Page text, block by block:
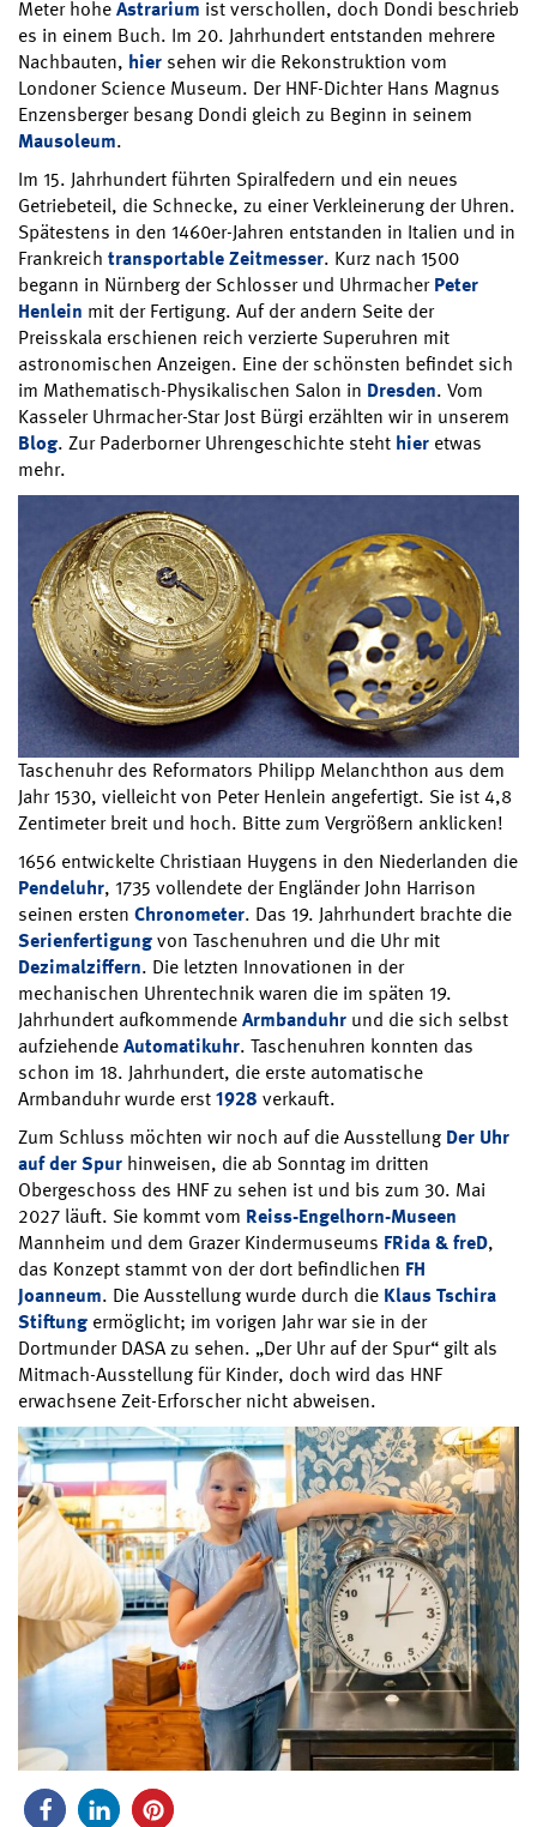
Meter hoheAstrarium ist verschollen, doch Dondi beschrieb
es in einem Buch. Im 20. Jahrhundert entstanden mehrere
Nachbauten, hier sehen wir die Rekonstruktion vom
Londoner Science Museum. Der HNF-Dichter Hans Magnus
Enzensberger besang Dondi gleich zu Beginn in seinem
Mausoleum.
Im 15. Jahrhundert führten Spiralfedern und ein neues
Getriebeteil, die Schnecke, zu einer Verkleinerung der Uhren.
Spätestens in den 1460er-Jahren entstanden in Italien und in
Frankreich transportable Zeitmesser. Kurz nach 1500
begann in Nürnberg der Schlosser und UhrmacherPeter
Henlein mit der Fertigung. Auf der andern Seite der
Preisskala erschienen reich verzierte Superuhren mit
astronomischen Anzeigen. Eine der schönsten befindet sich
im Mathematisch-Physikalischen Salon in Dresden. Vom
Kasseler Uhrmacher-Star Jost Bürgi erzählten wir in unserem
Blog. Zur Paderborner Uhrengeschichte steht hier etwas
mehr.
Taschenuhr des Reformators Philipp Melanchthon aus dem
Jahr 1530, vielleicht von Peter Henlein angefertigt. Sie ist 4,8
Zentimeter breit und hoch. Bitte zum Vergrößern anklicken!
1656 entwickelte Christiaan Huygens in den Niederlanden die
Pendeluhr, 1735 vollendete der Engländer John Harrison
seinen ersten Chronometer. Das 19. Jahrhundert brachte die
Serienfertigungvon Taschenuhren und die Uhr mit
Dezimalziffern. Die letzten Innovationen in der
mechanischen Uhrentechnik waren die im späten 19.
Jahrhundert aufkommendeArmbanduhr und die sich selbst
aufziehendeAutomatikuhr. Taschenuhren konnten das
schon im 18. Jahrhundert, die erste automatische
Armbanduhr wurde erst1928 verkauft.
Zum Schluss möchten wir noch auf die Ausstellung Der Uhr
auf der Spur hinweisen, die ab Sonntag im dritten
Obergeschoss des HNF zu sehen ist und bis zum 30. Mai
2027 läuft. Sie kommt vom Reiss-Engelhorn-Museen
Mannheim und dem Grazer Kindermuseums FRida & freD,
das Konzept stammt von der dort befindlichen FH
Joanneum. Die Ausstellung wurde durch die Klaus Tschira
Stiftungermöglicht; im vorigen Jahr war sie in der
Dortmunder DASA zu sehen. „Der Uhr auf der Spur“ gilt als
Mitmach-Ausstellung für Kinder, doch wird das HNF
erwachsene Zeit-Erforscher nicht abweisen.